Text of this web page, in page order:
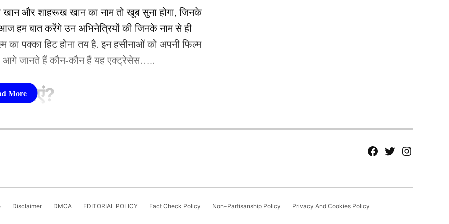
पारी खेली. अपनी इस पारी के दौरान दिनेश ने 33
खेली उस दौरान विरोधी गेंदबाजों ने उन्हें आउट करने
और शाहरूख खान का नाम तो खूब सुना होगा, जिनके
हम बात करेंगे उन अभिनेत्रियों की जिनके नाम से ही
का पक्का हिट होना तय है. इन हसीनाओं को अपनी फिल्म
आगे जानते हैं कौन-कौन हैं यह एक्ट्रेसेस…..
Padukone)
fb Tw tw
Disclaimer DMCA EDITORIAL POLICY Fact Check Policy Non-Partisanship Policy Privacy And Cookies Policy